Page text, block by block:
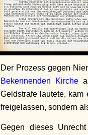
Der Prozess gegen
Bekennenden Kirche
Geldstrafe lautete,
freigelassen, sondern
Gegen dieses